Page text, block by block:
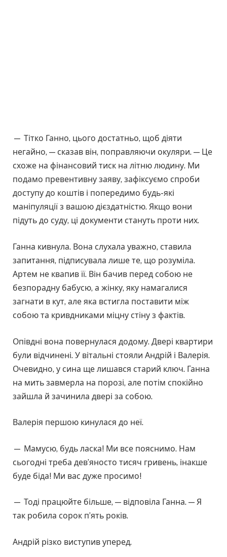
— Тітко Ганно, цього достатньо, щоб діяти
негайно, — сказав він, поправляючи окуляри. — Це
схоже на фінансовий тиск на літню людину. Ми
подамо превентивну заяву, зафіксуємо спроби
доступу до коштів і попередимо будь-які
маніпуляції з вашою дієздатністю. Якщо вони
підуть до суду, ці документи стануть проти них.
Ганна кивнула. Вона слухала уважно, ставила
запитання, підписувала лише те, що розуміла.
Артем не квапив її. Він бачив перед собою не
безпорадну бабусю, а жінку, яку намагалися
загнати в кут, але яка встигла поставити між
собою та кривдниками міцну стіну з фактів.
Опівдні вона повернулася додому. Двері квартири
були відчинені. У вітальні стояли Андрій і Валерія.
Очевидно, у сина ще лишався старий ключ. Ганна
на мить завмерла на порозі, але потім спокійно
зайшла й зачинила двері за собою.
Валерія першою кинулася до неї.
— Мамусю, будь ласка! Ми все пояснимо. Нам
сьогодні треба дев’яносто тисяч гривень, інакше
буде біда! Ми вас дуже просимо!
— Тоді працюйте більше, — відповіла Ганна. — Я
так робила сорок п’ять років.
Андрій різко виступив уперед.